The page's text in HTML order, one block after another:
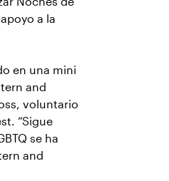
a la
en una mini
and
voluntario
“Sigue
se ha
and